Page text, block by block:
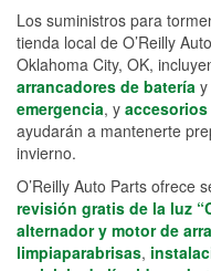
Los suministros para
tienda local de O’Reilly
Oklahoma City, OK,
arrancadores de batería y
emergencia, y
ayudarán a mantenerte
invierno.
O’Reilly Auto Parts ofrece
revisión gratis de la luz
alternador y motor de
limpiaparabrisas,